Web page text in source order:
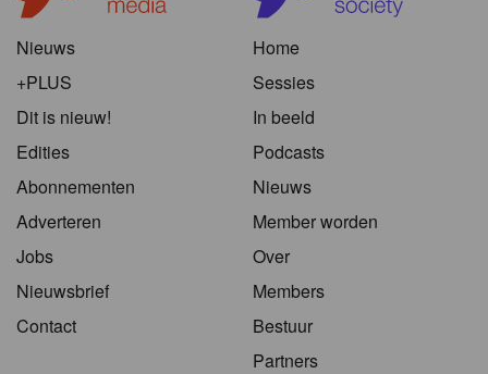
Nieuws
+PLUS
Dit is nieuw!
Edities
Abonnementen
Adverteren
Jobs
Nieuwsbrief
Contact
Home
Sessies
In beeld
Podcasts
Nieuws
Member worden
Over
Members
Bestuur
Partners